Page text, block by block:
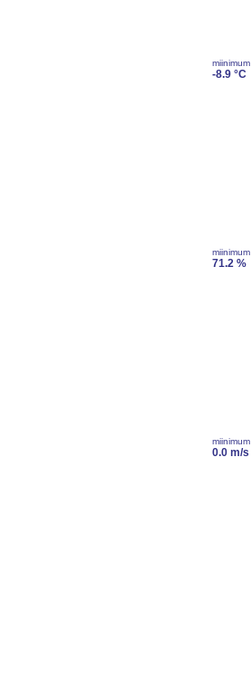
miinimum
-8.9 °C
miinimum
71.2 %
miinimum
0.0 m/s